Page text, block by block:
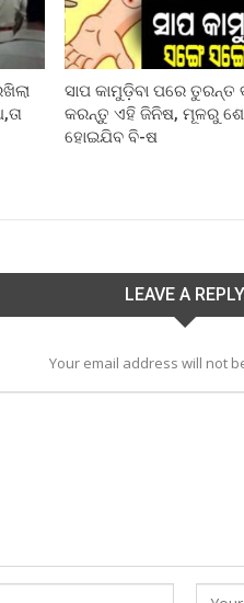
ସାପ କାମୁଡ଼ିବା ପରେ ତୁରନ୍ତ
କରନ୍ତୁ ଏହି ଜିନିଷ, ମୂଳରୁ
ହୋଇଯିବ ବି-ଷ
LEAVE A REPLY
Your email address will not